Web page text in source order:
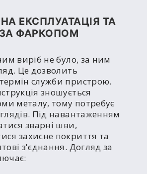
ЕКСПЛУАТАЦІЯ ТА
ФАРКОПОМ
виріб не було, за ним
Це дозволить
служби пристрою.
зношується
металу, тому потребує
Під навантаженням
зварні шви,
захисне покриття та
з'єднання. Догляд за